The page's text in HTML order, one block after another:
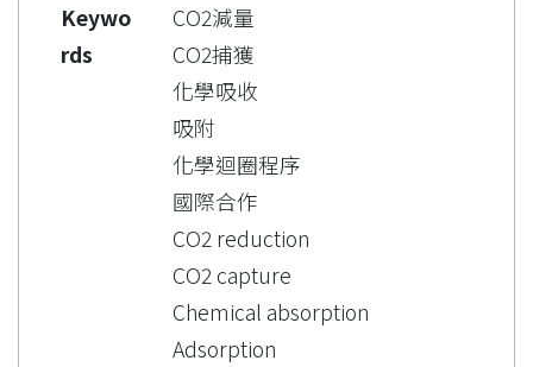
Keywo
rds
CO2減量
CO2捕獲
化學吸收
吸附
化學迴圈程序
國際合作
CO2 reduction
CO2 capture
Chemical absorption
Adsorption